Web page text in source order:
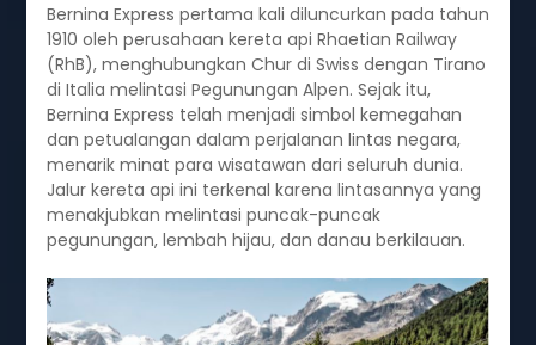
Bernina Express pertama kali diluncurkan pada tahun
1910 oleh perusahaan kereta api Rhaetian Railway
(RhB), menghubungkan Chur di Swiss dengan Tirano
di Italia melintasi Pegunungan Alpen. Sejak itu,
Bernina Express telah menjadi simbol kemegahan
dan petualangan dalam perjalanan lintas negara,
menarik minat para wisatawan dari seluruh dunia.
Jalur kereta api ini terkenal karena lintasannya yang
menakjubkan melintasi puncak-puncak
pegunungan, lembah hijau, dan danau berkilauan.